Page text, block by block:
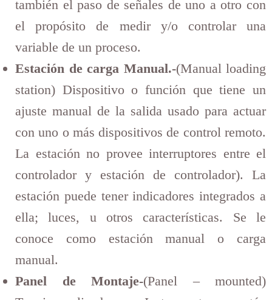
también el paso de señales de uno a otro con
el propósito de medir y/o controlar una
variable de un proceso.
Estación de carga Manual.-(Manual loading
station) Dispositivo o función que tiene un
ajuste manual de la salida usado para actuar
con uno o más dispositivos de control remoto.
La estación no provee interruptores entre el
controlador y estación de controlador). La
estación puede tener indicadores integrados a
ella; luces, u otros características. Se le
conoce como estación manual o carga
manual.
Panel de Montaje-(Panel – mounted)